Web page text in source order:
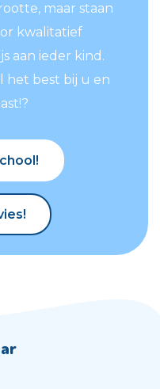
maar staan
kwalitatief
aan ieder kind.
het best bij u en